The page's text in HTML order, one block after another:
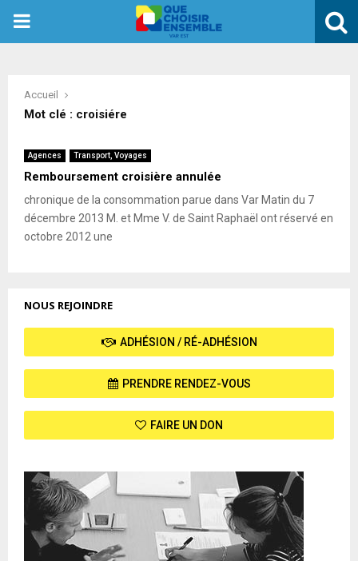
PRIMARY
Accueil
Mot clé : croisiére
Agences Transport, Voyages
Remboursement croisière annulée
chronique de la consommation parue dans Var Matin du 7
décembre 2013 M. et Mme V. de Saint Raphaël ont réservé en
octobre 2012 une
NOUS REJOINDRE
ADHÉSION / RÉ-ADHÉSION
PRENDRE RENDEZ-VOUS
FAIRE UN DON